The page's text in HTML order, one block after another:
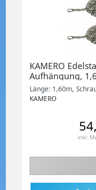
KAMERO
Aufhängung,
Set zum
Länge: 1,60m,
KAMERO
inkl.